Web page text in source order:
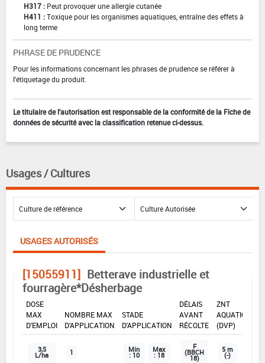
H317 : Peut provoquer une allergie cutanée
H411 :Toxique pour les organismes aquatiques, entraîne des effets à
long terme
PHRASE DE PRUDENCE
Pour les informations concernant les phrases de prudence se référer à
l'étiquetage du produit.
Le titulaire de l'autorisation est responsable de la conformité de la Fiche de
données de sécurité avec la classification retenue ci-dessus.
Usages / Cultures
USAGES AUTORISÉS
[15055911] Betterave industrielle et
fourragère*Désherbage
DOSE
MAX
D'EMPLOI
NOMBRE MAX
D'APPLICATION
STADE
D'APPLICATION
DÉLAIS
AVANT
RÉCOLTE
ZNT
AQUATIQUE
(DVP)
3,5
L/ha 1 Min
: 10
Max
: 18
F
(BBCH
18)
5 m
(-)